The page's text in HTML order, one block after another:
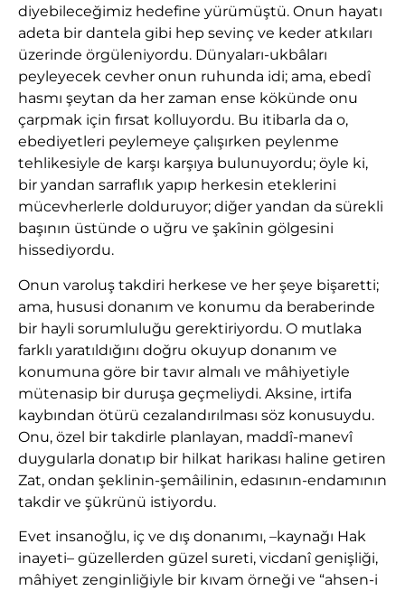
diyebileceğimiz hedefine yürümüştü. Onun hayatı
adeta bir dantela gibi hep sevinç ve keder atkıları
üzerinde örgüleniyordu. Dünyaları-ukbâları
peyleyecek cevher onun ruhunda idi; ama, ebedî
hasmı şeytan da her zaman ense kökünde onu
çarpmak için fırsat kolluyordu. Bu itibarla da o,
ebediyetleri peylemeye çalışırken peylenme
tehlikesiyle de karşı karşıya bulunuyordu; öyle ki,
bir yandan sarraflık yapıp herkesin eteklerini
mücevherlerle dolduruyor; diğer yandan da sürekli
başının üstünde o uğru ve şakînin gölgesini
hissediyordu.
Onun varoluş takdiri herkese ve her şeye bişaretti;
ama, hususi donanım ve konumu da beraberinde
bir hayli sorumluluğu gerektiriyordu. O mutlaka
farklı yaratıldığını doğru okuyup donanım ve
konumuna göre bir tavır almalı ve mâhiyetiyle
mütenasip bir duruşa geçmeliydi. Aksine, irtifa
kaybından ötürü cezalandırılması söz konusuydu.
Onu, özel bir takdirle planlayan, maddî-manevî
duygularla donatıp bir hilkat harikası haline getiren
Zat, ondan şeklinin-şemâilinin, edasının-endamının
takdir ve şükrünü istiyordu.
Evet insanoğlu, iç ve dış donanımı, –kaynağı Hak
inayeti– güzellerden güzel sureti, vicdanî genişliği,
mâhiyet zenginliğiyle bir kıvam örneği ve “ahsen-i